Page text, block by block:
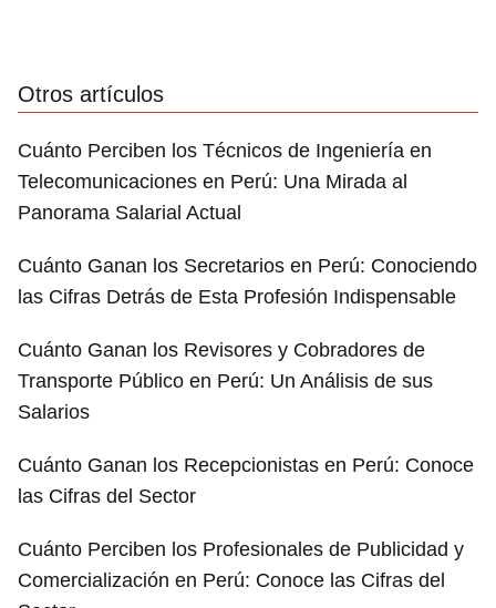
Otros artículos
Cuánto Perciben los Técnicos de Ingeniería en
Telecomunicaciones en Perú: Una Mirada al
Panorama Salarial Actual
Cuánto Ganan los Secretarios en Perú: Conociendo
las Cifras Detrás de Esta Profesión Indispensable
Cuánto Ganan los Revisores y Cobradores de
Transporte Público en Perú: Un Análisis de sus
Salarios
Cuánto Ganan los Recepcionistas en Perú: Conoce
las Cifras del Sector
Cuánto Perciben los Profesionales de Publicidad y
Comercialización en Perú: Conoce las Cifras del